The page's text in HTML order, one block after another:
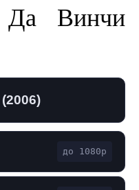
Да Винчи
до 1080p